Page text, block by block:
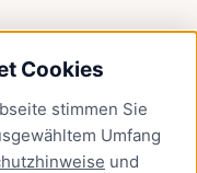
Cookies
stimmen Sie
Umfang
und